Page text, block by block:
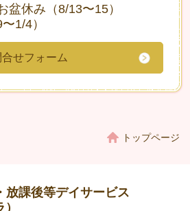
盆休み（8/13〜15）
1/4）
合せフォーム
トップページ
放課後等デイサービス